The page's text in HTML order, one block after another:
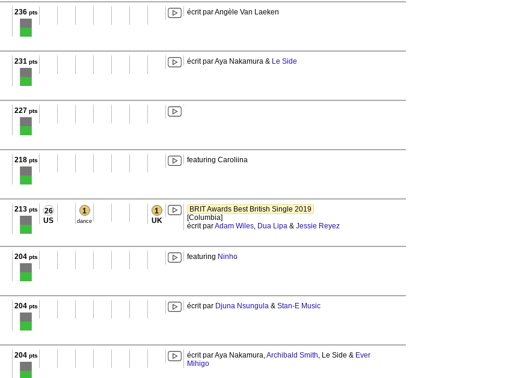
236pts écrit par Angèle Van Laeken
231 pts écrit par Aya Nakamura & Le Side
227 pts
218pts featuring Caroliina
213pts 26
US
1
dance
1
UK
BRIT Awards Best British Single 2019
[Columbia]
écrit parAdam Wiles, Dua Lipa & Jessie Reyez
204pts featuring Ninho
204pts écrit par Djuna Nsungula & Stan-E Music
204pts écrit par Aya Nakamura,Archibald Smith, Le Side & Ever
Mihigo